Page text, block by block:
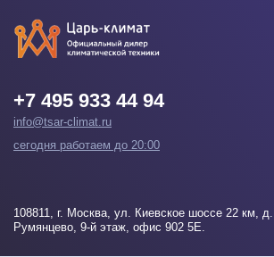
+7 495 933 44 94
info@tsar-climat.ru
сегодня работаем до 20:00
108811, г. Москва, ул. Киевское шоссе 22 км,
Румянцево, 9-й этаж, офис 902 5Е.